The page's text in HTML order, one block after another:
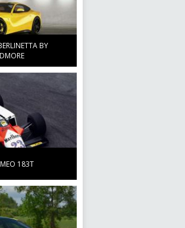
BY
183T